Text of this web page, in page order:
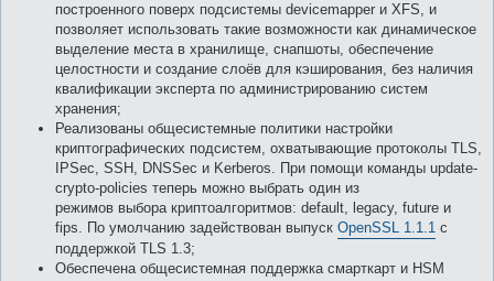
построенного поверх подсистемы devicemapper и XFS, и
позволяет использовать такие возможности как динамическое
выделение места в хранилище, снапшоты, обеспечение
целостности и создание слоёв для кэширования, без наличия
квалификации эксперта по администрированию систем
хранения;
Реализованы общесистемные политики настройки
криптографических подсистем, охватывающие протоколы TLS,
IPSec, SSH, DNSSec и Kerberos. При помощи команды update-
crypto-policies теперь можно выбрать один из
режимов выбора криптоалгоритмов: default, legacy, future и
fips. По умолчанию задействован выпуск OpenSSL 1.1.1 с
поддержкой TLS 1.3;
Обеспечена общесистемная поддержка смарткарт и HSM